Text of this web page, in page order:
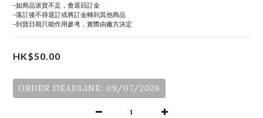
-如商品派貨不足，會退回訂金
-落訂後不得退訂或將訂金轉到其他商品
-到貨日期只能作用參考，實際由廠方決定
HK$50.00
ORDER DEADLINE: 09/07/2026